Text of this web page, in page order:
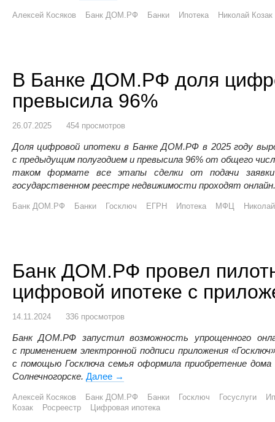
Алексей Косяков Банк ДОМ.РФ Банки Ипотека Николай Козак
В Банке ДОМ.РФ доля
превысила 96%
26.07.2025 454 просмотров
Доля цифровой ипотеки в Банке ДОМ.РФ в 2025 году
с предыдущим полугодием и превысила 96% от общего
таком формате все этапы сделки от подачи
государственном реестре недвижимости проходят онлайн.
Банк ДОМ.РФ Банки Госключ ЕГРН Ипотека МФЦ
Банк ДОМ.РФ провел
цифровой ипотеке с
14.11.2024 336 просмотров
Банк ДОМ.РФ запустил возможность упрощенного
с применением электронной подписи приложения
с помощью Госключа семья оформила приобретение
Солнечногорске. Далее Банк ДОМ.РФ провел пилотную
→
Алексей Косяков Банк ДОМ.РФ Банки Госключ Госуслуги
Козак
Росреестр Цифровая ипотека